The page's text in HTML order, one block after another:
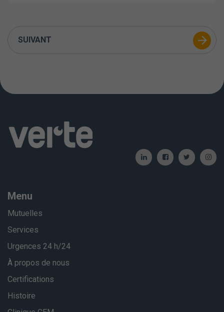
SUIVANT
Menu
Mutuelles
Services
Urgences 24 h/24
À propos de nous
Certifications
Histoire